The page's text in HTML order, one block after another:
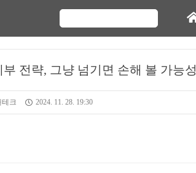
전략, 그냥 넘기면 손해 볼 가능성
테크 2024. 11. 28. 19:30